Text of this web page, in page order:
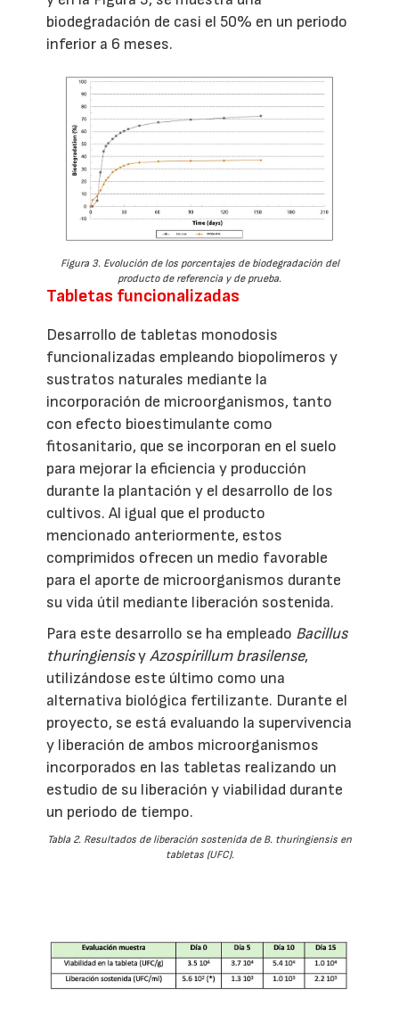
biodegradación de casi el 50% en un periodo
inferior a 6 meses.
Figura 3. Evolución de los porcentajes de biodegradación del
producto de referencia y de prueba.
Tabletas funcionalizadas
Desarrollo de tabletas monodosis
funcionalizadas empleando biopolímeros y
sustratos naturales mediante la
incorporación de microorganismos, tanto
con efecto bioestimulante como
fitosanitario, que se incorporan en el suelo
para mejorar la eficiencia y producción
durante la plantación y el desarrollo de los
cultivos. Al igual que el producto
mencionado anteriormente, estos
comprimidos ofrecen un medio favorable
para el aporte de microorganismos durante
su vida útil mediante liberación sostenida.
Para este desarrollo se ha empleado Bacillus
thuringiensisyAzospirillum brasilense,
utilizándose este último como una
alternativa biológica fertilizante. Durante el
proyecto, se está evaluando la supervivencia
y liberación de ambos microorganismos
incorporados en las tabletas realizando un
estudio de su liberación y viabilidad durante
un periodo de tiempo.
Tabla 2. Resultados de liberación sostenida de B. thuringiensis en
tabletas (UFC).